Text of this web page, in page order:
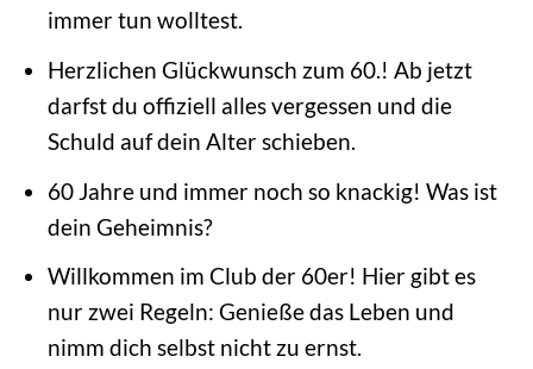
immer tun wolltest.
Herzlichen Glückwunsch zum 60.! Ab jetzt
darfst du offiziell alles vergessen und die
Schuld auf dein Alter schieben.
60 Jahre und immer noch so knackig! Was ist
dein Geheimnis?
Willkommen im Club der 60er! Hier gibt es
nur zwei Regeln: Genieße das Leben und
nimm dich selbst nicht zu ernst.